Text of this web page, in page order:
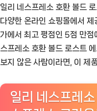
일리 네스프레소 호환 볼드
다양한 온라인 쇼핑몰에서
가에서 최고 평점인 5점 만점
스프레소 호환 볼드 로스트
보지 않은 사람이라면, 이 제
일리 네스프레